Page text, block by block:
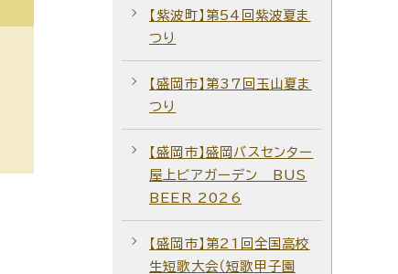
【紫波町】第54回紫波夏ま
つり
【盛岡市】第37回玉山夏ま
つり
【盛岡市】盛岡バスセンター
屋上ビアガーデン BUS
BEER 2026
【盛岡市】第21回全国高校
生短歌大会（短歌甲子園